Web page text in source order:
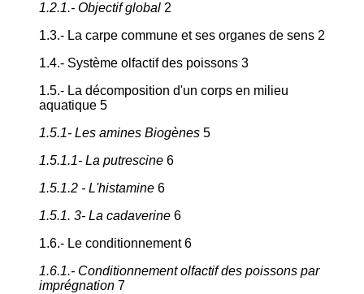
1.2.1.- Objectif global 2
1.3.- La carpe commune et ses organes de sens 2
1.4.- Système olfactif des poissons 3
1.5.- La décomposition d'un corps en milieu
aquatique 5
1.5.1- Les amines Biogènes 5
1.5.1.1- La putrescine 6
1.5.1.2 - L'histamine 6
1.5.1. 3- La cadaverine 6
1.6.- Le conditionnement 6
1.6.1.- Conditionnement olfactif des poissons par
imprégnation 7